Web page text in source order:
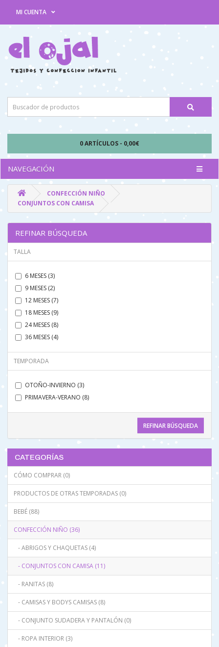
MI CUENTA
0 ARTÍCULOS - 0,00€
NAVEGACIÓN
CONFECCIÓN NIÑO
CONJUNTOS CON CAMISA
REFINAR BÚSQUEDA
TALLA
6 MESES (3)
9 MESES (2)
12 MESES (7)
18 MESES (9)
24 MESES (8)
36 MESES (4)
TEMPORADA
OTOÑO-INVIERNO (3)
PRIMAVERA-VERANO (8)
REFINAR BÚSQUEDA
CATEGORÍAS
CÓMO COMPRAR (0)
PRODUCTOS DE OTRAS TEMPORADAS (0)
BEBÉ (88)
CONFECCIÓN NIÑO (36)
- ABRIGOS Y CHAQUETAS (4)
- CONJUNTOS CON CAMISA (11)
- RANITAS (8)
- CAMISAS Y BODYS CAMISAS (8)
- CONJUNTO SUDADERA Y PANTALÓN (0)
- ROPA INTERIOR (3)